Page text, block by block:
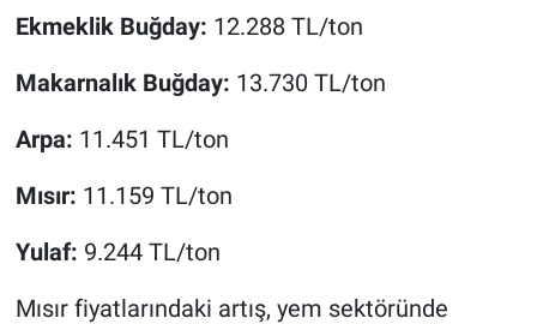
Ekmeklik Buğday: 12.288 TL/ton
Makarnalık Buğday: 13.730 TL/ton
Arpa: 11.451 TL/ton
Mısır: 11.159 TL/ton
Yulaf: 9.244 TL/ton
Mısır fiyatlarındaki artış, yem sektöründe